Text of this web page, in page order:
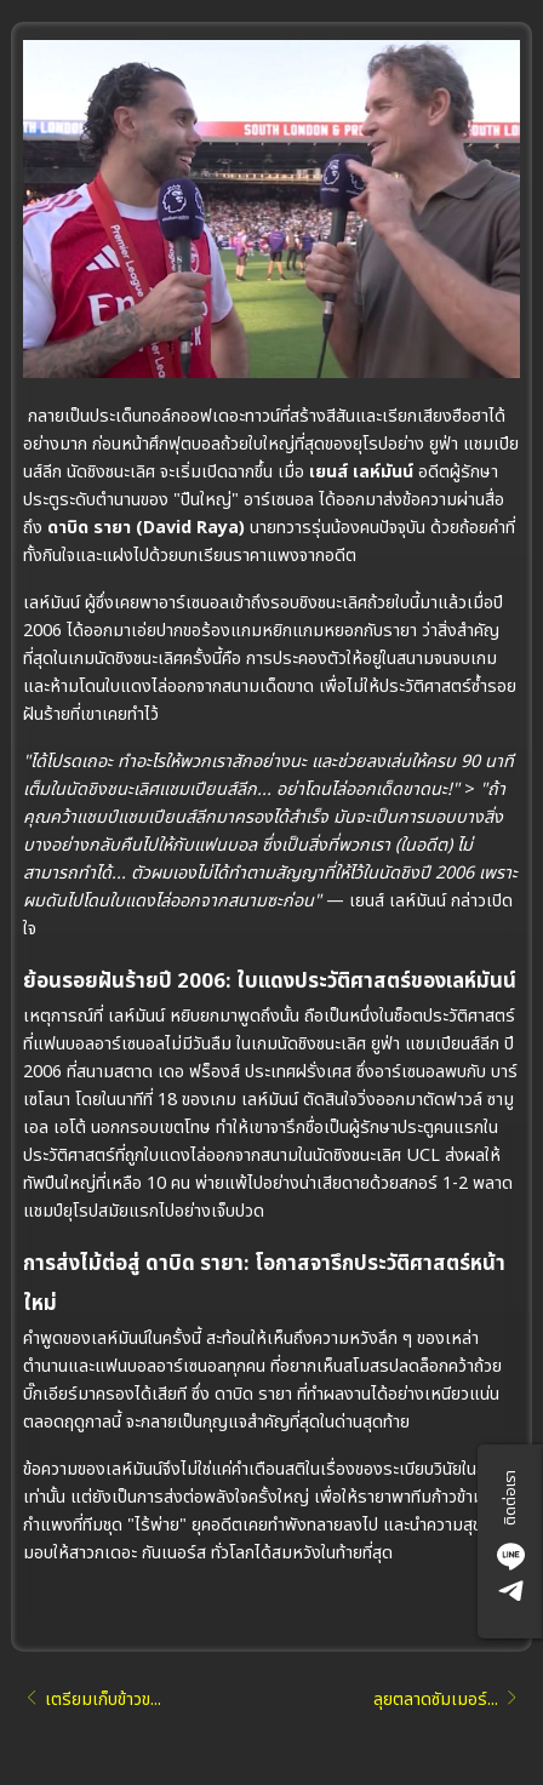
กลายเป็นประเด็นทอล์กออฟเดอะทาวน์ที่สร้างสีสันและเรียกเสียงฮือฮาได้
อย่างมาก ก่อนหน้าศึกฟุตบอลถ้วยใบใหญ่ที่สุดของยุโรปอย่าง ยูฟ่า แชมเปีย
นส์ลีก นัดชิงชนะเลิศ จะเริ่มเปิดฉากขึ้น เมื่อ เยนส์ เลห์มันน์อดีตผู้รักษา
ประตูระดับตำนานของ "ปืนใหญ่" อาร์เซนอล ได้ออกมาส่งข้อความผ่านสื่อ
ถึง ดาบิด รายา (David Raya)นายทวารรุ่นน้องคนปัจจุบัน ด้วยถ้อยคำที่
ทั้งกินใจและแฝงไปด้วยบทเรียนราคาแพงจากอดีต
เลห์มันน์ ผู้ซึ่งเคยพาอาร์เซนอลเข้าถึงรอบชิงชนะเลิศถ้วยใบนี้มาแล้วเมื่อปี
2006 ได้ออกมาเอ่ยปากขอร้องแกมหยิกแกมหยอกกับรายา ว่าสิ่งสำคัญ
ที่สุดในเกมนัดชิงชนะเลิศครั้งนี้คือ การประคองตัวให้อยู่ในสนามจนจบเกม
และห้ามโดนใบแดงไล่ออกจากสนามเด็ดขาด เพื่อไม่ให้ประวัติศาสตร์ซ้ำรอย
ฝันร้ายที่เขาเคยทำไว้
"ได้โปรดเถอะ ทำอะไรให้พวกเราสักอย่างนะ และช่วยลงเล่นให้ครบ 90 นาที
เต็มในนัดชิงชนะเลิศแชมเปียนส์ลีก... อย่าโดนไล่ออกเด็ดขาดนะ!"> "ถ้า
คุณคว้าแชมป์แชมเปียนส์ลีกมาครองได้สำเร็จ มันจะเป็นการมอบบางสิ่ง
บางอย่างกลับคืนไปให้กับแฟนบอล ซึ่งเป็นสิ่งที่พวกเรา (ในอดีต) ไม่
สามารถทำได้... ตัวผมเองไม่ได้ทำตามสัญญาที่ให้ไว้ในนัดชิงปี 2006 เพราะ
ผมดันไปโดนใบแดงไล่ออกจากสนามซะก่อน"— เยนส์ เลห์มันน์ กล่าวเปิด
ใจ
ย้อนรอยฝันร้ายปี 2006: ใบแดงประวัติศาสตร์ของเลห์มันน์
เหตุการณ์ที่ เลห์มันน์ หยิบยกมาพูดถึงนั้น ถือเป็นหนึ่งในช็อตประวัติศาสตร์
ที่แฟนบอลอาร์เซนอลไม่มีวันลืม ในเกมนัดชิงชนะเลิศ ยูฟ่า แชมเปียนส์ลีก ปี
2006 ที่สนามสตาด เดอ ฟร็องส์ ประเทศฝรั่งเศส ซึ่งอาร์เซนอลพบกับ บาร์
เซโลนา โดยในนาทีที่ 18 ของเกม เลห์มันน์ ตัดสินใจวิ่งออกมาตัดฟาวล์ ซามู
เอล เอโต้ นอกกรอบเขตโทษ ทำให้เขาจารึกชื่อเป็นผู้รักษาประตูคนแรกใน
ประวัติศาสตร์ที่ถูกใบแดงไล่ออกจากสนามในนัดชิงชนะเลิศ UCL ส่งผลให้
ทัพปืนใหญ่ที่เหลือ 10 คน พ่ายแพ้ไปอย่างน่าเสียดายด้วยสกอร์ 1-2 พลาด
แชมป์ยุโรปสมัยแรกไปอย่างเจ็บปวด
การส่งไม้ต่อสู่ ดาบิด รายา: โอกาสจารึกประวัติศาสตร์หน้า
ใหม่
คำพูดของเลห์มันน์ในครั้งนี้ สะท้อนให้เห็นถึงความหวังลึก ๆ ของเหล่า
ตำนานและแฟนบอลอาร์เซนอลทุกคน ที่อยากเห็นสโมสรปลดล็อกคว้าถ้วย
บิ๊กเอียร์มาครองได้เสียที ซึ่ง ดาบิด รายา ที่ทำผลงานได้อย่างเหนียวแน่น
ตลอดฤดูกาลนี้ จะกลายเป็นกุญแจสำคัญที่สุดในด่านสุดท้าย
ข้อความของเลห์มันน์จึงไม่ใช่แค่คำเตือนสติในเรื่องของระเบียบวินัยในสนาม
เท่านั้น แต่ยังเป็นการส่งต่อพลังใจครั้งใหญ่ เพื่อให้รายาพาทีมก้าวข้ามผ่าน
กำแพงที่ทีมชุด "ไร้พ่าย" ยุคอดีตเคยทำพังทลายลงไป และนำความสุขมา
มอบให้สาวกเดอะ กันเนอร์ส ทั่วโลกได้สมหวังในท้ายที่สุด
เตรียมเก็บข้าวข... ลุยตลาดซัมเมอร์...
ติดต่อเรา